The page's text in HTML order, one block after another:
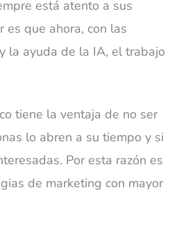
está atento a sus
es que ahora, con las
la ayuda de la IA, el trabajo
tiene la ventaja de no ser
lo abren a su tiempo y si
Por esta razón es
de marketing con mayor